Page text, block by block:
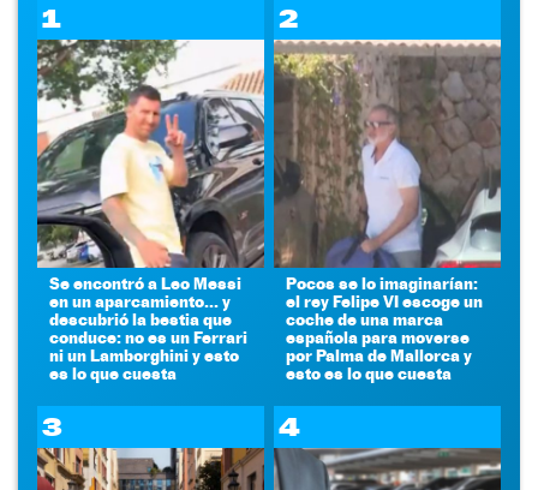
1
Se encontró a Leo Messi
en un aparcamiento... y
descubrió la bestia que
conduce: no es un Ferrari
ni un Lamborghini y esto
es lo que cuesta
2
Pocos se lo imaginarían:
el rey Felipe VI escoge un
coche de una marca
española para moverse
por Palma de Mallorca y
esto es lo que cuesta
3 4